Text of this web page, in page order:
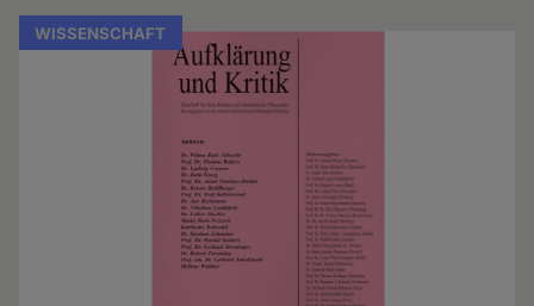
WISSENSCHAFT